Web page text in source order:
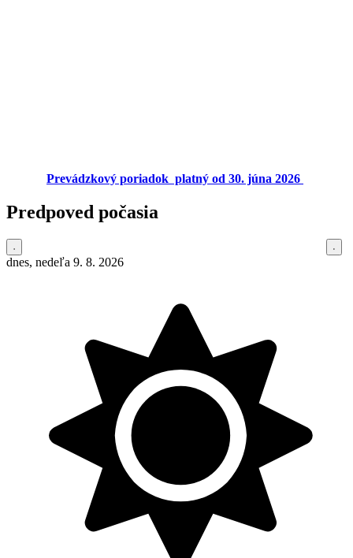
Prevádzkový poriadok platný od 30. júna 2026
Predpoved počasia
dnes, nedeľa 9. 8. 2026